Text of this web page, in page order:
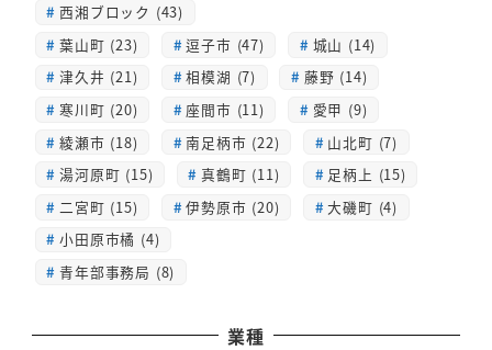
西湘ブロック (43)
葉山町 (23)
逗子市 (47)
城山 (14)
津久井 (21)
相模湖 (7)
藤野 (14)
寒川町 (20)
座間市 (11)
愛甲 (9)
綾瀬市 (18)
南足柄市 (22)
山北町 (7)
湯河原町 (15)
真鶴町 (11)
足柄上 (15)
二宮町 (15)
伊勢原市 (20)
大磯町 (4)
小田原市橘 (4)
青年部事務局 (8)
業種